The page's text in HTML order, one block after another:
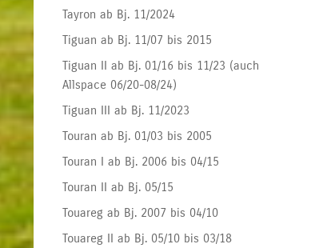
Tayron ab Bj. 11/2024
Tiguan ab Bj. 11/07 bis 2015
Tiguan II ab Bj. 01/16 bis 11/23 (auch
Allspace 06/20-08/24)
Tiguan III ab Bj. 11/2023
Touran ab Bj. 01/03 bis 2005
Touran I ab Bj. 2006 bis 04/15
Touran II ab Bj. 05/15
Touareg ab Bj. 2007 bis 04/10
Touareg II ab Bj. 05/10 bis 03/18